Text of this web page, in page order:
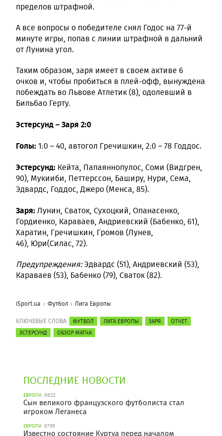
пределов штрафной.
А все вопросы о победителе снял Годос на 77-й
минуте игры, попав с линии штрафной в дальний
от Лунина угол.
Таким образом, заря имеет в своем активе 6
очков и, чтобы пробиться в плей-офф, вынуждена
побеждать во Львове Атлетик (8), одолевший в
Бильбао Герту.
Эстерсунд – Заря 2:0
Голы:1:0 – 40, автогол Гречишкин, 2:0 – 78 Годдос.
Эстерсунд: Кейта, Папаяннопулос, Соми (Видгрен,
90), Мукииби, Петтерссон, Баширу, Нури, Сема,
Эдвардс, Годдос, Джеро (Менса, 85).
Заря:Лунин, Сваток, Сухоцкий, Опанасенко,
Гордиенко, Караваев, Андриевский (Бабенко, 61),
Харатин, Гречишкин, Громов (Лунев,
46), Юри(Силас, 72).
Предупреждения:Эдвардс (51), Андриевский (53),
Караваев (53), Бабенко (79), Сваток (82).
iSport.ua Футбол Лига Европы
КЛЮЧЕВЫЕ СЛОВА: ФУТБОЛ ЛИГА ЕВРОПЫ ЗАРЯ
ОТЧЕТ
ЭСТЕРСУНД
ОБЗОР МАТЧА
ПОСЛЕДНИЕ НОВОСТИ
ЕВРОПА 08:22
Сын великого французского футболиста стал
игроком Леганеса
ЕВРОПА 07:55
Известно состояние Куртуа перед началом